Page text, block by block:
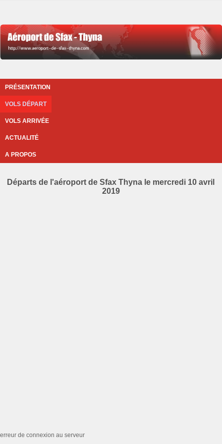
PRÉSENTATION
VOLS DÉPART
VOLS ARRIVÉE
ACTUALITÉ
A PROPOS
Départs de l'aéroport de Sfax Thyna le mercredi 10 avril
2019
erreur de connexion au serveur